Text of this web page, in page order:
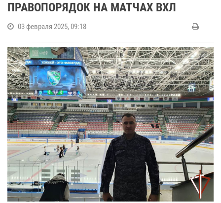
ПРАВОПОРЯДОК НА МАТЧАХ ВХЛ
03 февраля 2025, 09:18